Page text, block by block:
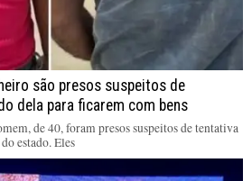
são presos suspeitos de
dela para ficarem com bens
de 40, foram presos suspeitos de tentativa
estado. Eles